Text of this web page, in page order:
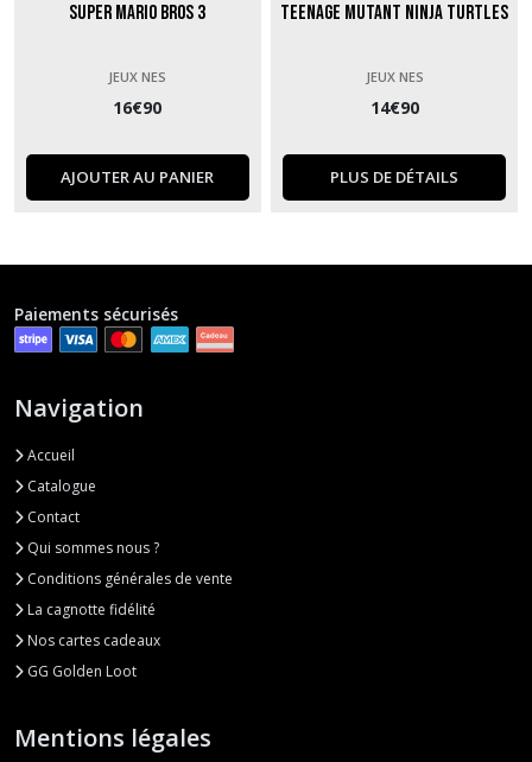
Super Mario Bros 3
JEUX NES
16€90
AJOUTER AU PANIER
Teenage Mutant Ninja Turtles
JEUX NES
14€90
PLUS DE DÉTAILS
Paiements sécurisés
Navigation
Accueil
Catalogue
Contact
Qui sommes nous ?
Conditions générales de vente
La cagnotte fidélité
Nos cartes cadeaux
GG Golden Loot
Mentions légales